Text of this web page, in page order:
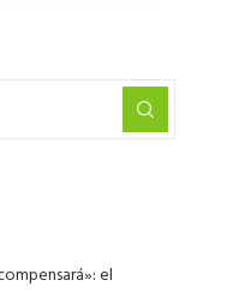
el